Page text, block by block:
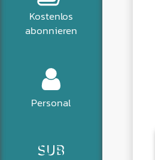
Kostenlos
abonnieren
Personal